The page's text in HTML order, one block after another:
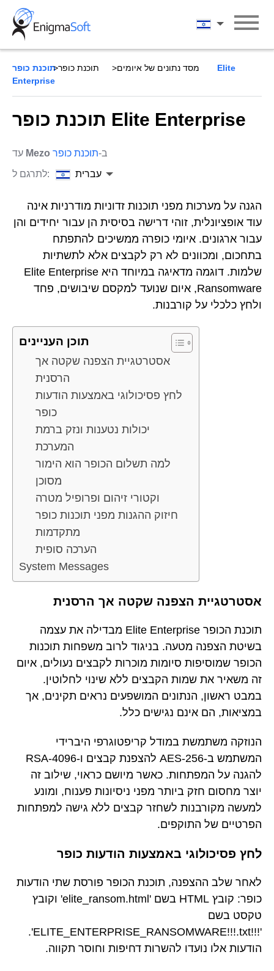
Skip
content
עברית
מסד נתונים של איומים תוכנת כופר תוכנת כופר Elite
Enterprise
תוכנת כופר Elite Enterprise
Mezo ב-תוכנת כופר
לתרגם ל:
עברית
הגנה על מערכות מפני תוכנות זדוניות מודרניות אינה
עוד אופציונלית, זוהי דרישה בסיסית הן עבור יחידים והן
עבור ארגונים. איומי כופרה ממשיכים להתפתח
בתחכום, ומכוונים לא רק לקבצים אלא לתשתיות
שלמות. דוגמה מדאיגה במיוחד היא Elite Enterprise
Ransomware, איום שנועד למקסם שיבושים, פחד
ולחץ כלכלי על קורבנות.
תוכן העניינים
אסטרטגיית הצפנה שקטה אך
הרסנית
לחץ פסיכולוגי באמצעות הודעות
כופר
יכולות נטענות ונזק ברמת
המערכת
למה תשלום הכופר הוא הימור
מסוכן
וקטורי זיהום ופרופיל מטרה
חיזוק ההגנות מפני תוכנות כופר
מתקדמות
הערכה סופית
System Messages
אסטרטגיית הצפנה שקטה אך הרסנית
תוכנת הכופר Elite Enterprise מבדילה את עצמה
בשיטת הצפנה מטעה. בניגוד לרוב משפחות תוכנות
הכופר שמוסיפות סיומות מוכרות לקבצים נעולים, איום
זה משאיר את שמות הקבצים ללא שינוי לחלוטין.
במבט ראשון, הנתונים המושפעים נראים תקינים, אך
במציאות, הם אינם נגישים כלל.
הנוזקה משתמשת במודל קריפטוגרפי היברידי
המשתמש ב-AES-256 להצפנת קבצים ו-RSA-4096
להגנה על המפתחות. כאשר מיושם כראוי, שילוב זה
יוצר מחסום חזק ביותר מפני ניסיונות פענוח, ומונע
למעשה מקורבנות לשחזר קבצים ללא גישה למפתחות
הפרטיים של התוקפים.
לחץ פסיכולוגי באמצעות הודעות כופר
לאחר שלב ההצפנה, תוכנת הכופר פורסת שתי הודעות
כופר: קובץ HTML בשם 'elite_ransom.html' וקובץ
טקסט בשם
'!!!ELITE_ENTERPRISE_RANSOMWARE!!!.txt'.
הודעות אלו נועדו להשרות דחיפות וחוסר תקווה.